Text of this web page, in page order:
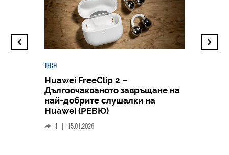
TECH
Huawei FreeClip 2 –
Дългоочакваното завръщане на
най-добрите слушалки на
Huawei (РЕВЮ)
1 | 15.01.2026